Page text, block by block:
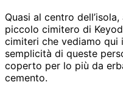
Quasi al centro
piccolo cimitero di
cimiteri che vediamo qui
semplicità di queste
coperto per lo più da
cemento.